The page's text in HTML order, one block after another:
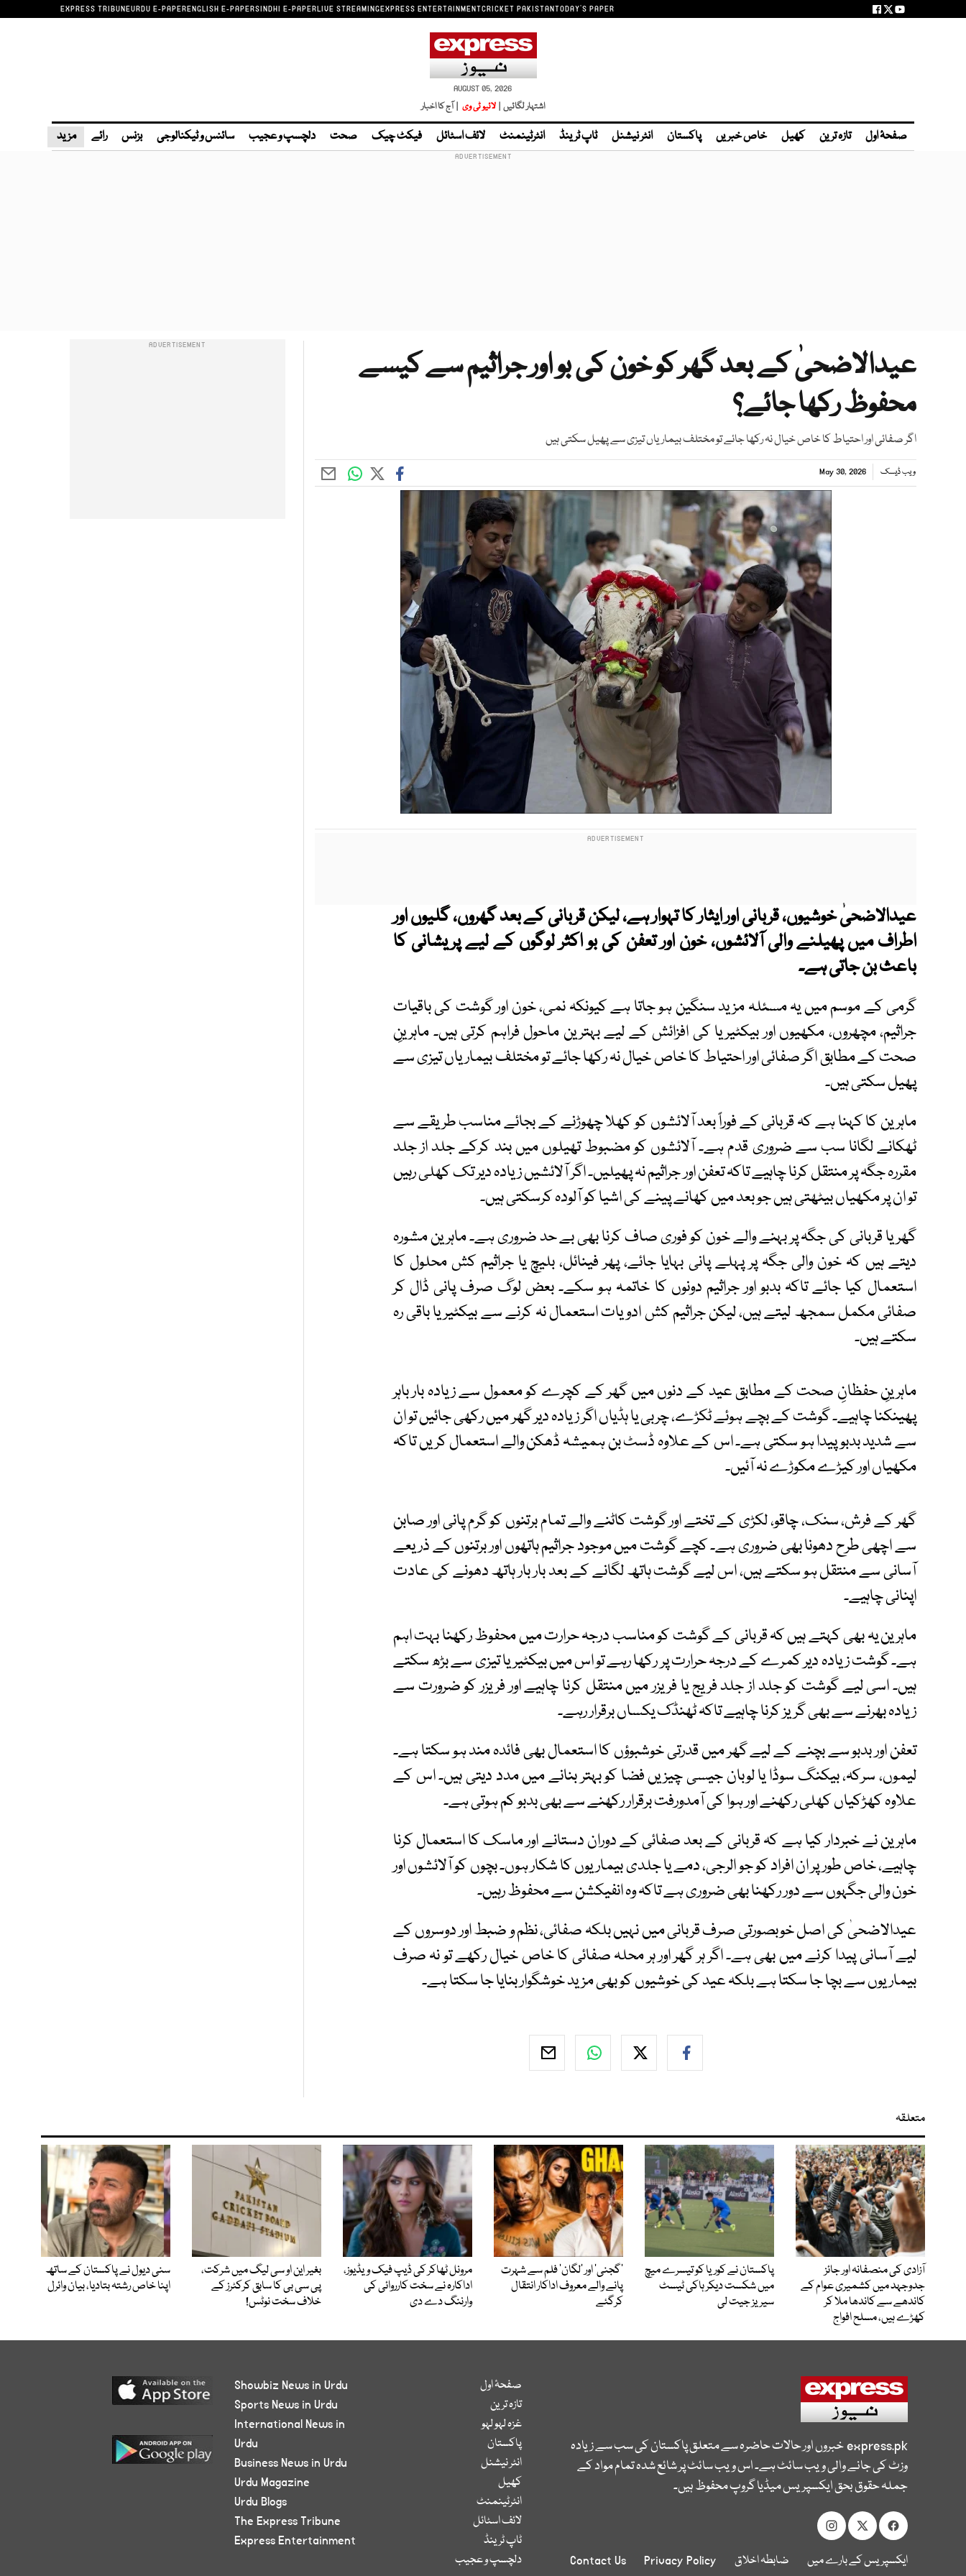
EXPRESS TRIBUNEURDU E-PAPERENGLISH E-PAPERSINDHI E-PAPERLIVE STREAMINGEXPRESS ENTERTAINMENTCRICKET PAKISTANTODAY'S PAPER
AUGUST 05, 2026
اشتہار لگائیں | لائیو ٹی وی | آج کا اخبار
صفحۂ اول تازہ ترین کھیل خاص خبریں پاکستان انٹر نیشنل ٹاپ ٹرینڈ انٹرٹینمنٹ لائف اسٹائل فیکٹ چیک صحت دلچسپ و عجیب سائنس و ٹیکنالوجی بزنس رائے مزید
عیدالاضحیٰ کے بعد گھر کو خون کی بو اور جراثیم سے کیسے
محفوظ رکھا جائے؟
اگر صفائی اور احتیاط کا خاص خیال نہ رکھا جائے تو مختلف بیماریاں تیزی سے پھیل سکتی ہیں
ویب ڈیسک May 30, 2026
عیدالاضحیٰ خوشیوں، قربانی اور ایثار کا تہوار ہے، لیکن قربانی کے بعد گھروں، گلیوں اور
اطراف میں پھیلنے والی آلائشوں، خون اور تعفن کی بو اکثر لوگوں کے لیے پریشانی کا
باعث بن جاتی ہے۔
گرمی کے موسم میں یہ مسئلہ مزید سنگین ہو جاتا ہے کیونکہ نمی، خون اور گوشت کی باقیات
جراثیم، مچھروں، مکھیوں اور بیکٹیریا کی افزائش کے لیے بہترین ماحول فراہم کرتی ہیں۔ ماہرینِ
صحت کے مطابق اگر صفائی اور احتیاط کا خاص خیال نہ رکھا جائے تو مختلف بیماریاں تیزی سے
پھیل سکتی ہیں۔
ماہرین کا کہنا ہے کہ قربانی کے فوراً بعد آلائشوں کو کھلا چھوڑنے کے بجائے مناسب طریقے سے
ٹھکانے لگانا سب سے ضروری قدم ہے۔ آلائشوں کو مضبوط تھیلوں میں بند کرکے جلد از جلد
مقررہ جگہ پر منتقل کرنا چاہیے تاکہ تعفن اور جراثیم نہ پھیلیں۔ اگر آلائشیں زیادہ دیر تک کھلی رہیں
تو ان پر مکھیاں بیٹھتی ہیں جو بعد میں کھانے پینے کی اشیا کو آلودہ کرسکتی ہیں۔
گھر یا قربانی کی جگہ پر بہنے والے خون کو فوری صاف کرنا بھی بے حد ضروری ہے۔ ماہرین مشورہ
دیتے ہیں کہ خون والی جگہ پر پہلے پانی بہایا جائے، پھر فینائل، بلیچ یا جراثیم کش محلول کا
استعمال کیا جائے تاکہ بدبو اور جراثیم دونوں کا خاتمہ ہو سکے۔ بعض لوگ صرف پانی ڈال کر
صفائی مکمل سمجھ لیتے ہیں، لیکن جراثیم کش ادویات استعمال نہ کرنے سے بیکٹیریا باقی رہ
سکتے ہیں۔
ماہرینِ حفظانِ صحت کے مطابق عید کے دنوں میں گھر کے کچرے کو معمول سے زیادہ بار باہر
پھینکنا چاہیے۔ گوشت کے بچے ہوئے ٹکڑے، چربی یا ہڈیاں اگر زیادہ دیر گھر میں رکھی جائیں تو ان
سے شدید بدبو پیدا ہو سکتی ہے۔ اس کے علاوہ ڈسٹ بن ہمیشہ ڈھکن والے استعمال کریں تاکہ
مکھیاں اور کیڑے مکوڑے نہ آئیں۔
گھر کے فرش، سنک، چاقو، لکڑی کے تختے اور گوشت کاٹنے والے تمام برتنوں کو گرم پانی اور صابن
سے اچھی طرح دھونا بھی ضروری ہے۔ کچے گوشت میں موجود جراثیم ہاتھوں اور برتنوں کے ذریعے
آسانی سے منتقل ہو سکتے ہیں، اس لیے گوشت ہاتھ لگانے کے بعد بار بار ہاتھ دھونے کی عادت
اپنانی چاہیے۔
ماہرین یہ بھی کہتے ہیں کہ قربانی کے گوشت کو مناسب درجہ حرارت میں محفوظ رکھنا بہت اہم
ہے۔ گوشت زیادہ دیر کمرے کے درجہ حرارت پر رکھا رہے تو اس میں بیکٹیریا تیزی سے بڑھ سکتے
ہیں۔ اسی لیے گوشت کو جلد از جلد فریج یا فریزر میں منتقل کرنا چاہیے اور فریزر کو ضرورت سے
زیادہ بھرنے سے بھی گریز کرنا چاہیے تاکہ ٹھنڈک یکساں برقرار رہے۔
تعفن اور بدبو سے بچنے کے لیے گھر میں قدرتی خوشبوؤں کا استعمال بھی فائدہ مند ہو سکتا ہے۔
لیموں، سرکہ، بیکنگ سوڈا یا لوبان جیسی چیزیں فضا کو بہتر بنانے میں مدد دیتی ہیں۔ اس کے
علاوہ کھڑکیاں کھلی رکھنے اور ہوا کی آمدورفت برقرار رکھنے سے بھی بدبو کم ہوتی ہے۔
ماہرین نے خبردار کیا ہے کہ قربانی کے بعد صفائی کے دوران دستانے اور ماسک کا استعمال کرنا
چاہیے، خاص طور پر ان افراد کو جو الرجی، دمے یا جلدی بیماریوں کا شکار ہوں۔ بچوں کو آلائشوں اور
خون والی جگہوں سے دور رکھنا بھی ضروری ہے تاکہ وہ انفیکشن سے محفوظ رہیں۔
عیدالاضحیٰ کی اصل خوبصورتی صرف قربانی میں نہیں بلکہ صفائی، نظم و ضبط اور دوسروں کے
لیے آسانی پیدا کرنے میں بھی ہے۔ اگر ہر گھر اور ہر محلہ صفائی کا خاص خیال رکھے تو نہ صرف
بیماریوں سے بچا جا سکتا ہے بلکہ عید کی خوشیوں کو بھی مزید خوشگوار بنایا جا سکتا ہے۔
متعلقہ
آزادی کی منصفانہ اور جائز
جدوجہد میں کشمیری عوام کے
کاندھے سے کاندھا ملا کر
کھڑے ہیں، مسلح افواج
پاکستان نے کوریا کو تیسرے میچ
میں شکست دیکر ہاکی ٹیسٹ
سیریز جیت لی
’گجنی‘ اور ’لگان‘ فلم سے شہرت
پانے والے معروف اداکار انتقال
کرگئے
مرونل ٹھاکر کی ڈیپ فیک ویڈیوز،
اداکارہ نے سخت کارروائی کی
وارننگ دے دی
بغیر این او سی لیگ میں شرکت،
پی سی بی کا سابق کرکٹرز کے
خلاف سخت نوٹس!
سنی دیول نے پاکستان کے ساتھ
اپنا خاص رشتہ بتادیا، بیان وائرل
express.pkخبروں اور حالات حاضرہ سے متعلق پاکستان کی سب سے زیادہ
وزٹ کی جانے والی ویب سائٹ ہے۔ اس ویب سائٹ پر شائع شدہ تمام مواد کے
جملہ حقوق بحق ایکسپریس میڈیا گروپ محفوظ ہیں۔
ایکسپریس کے بارے میں ضابطہ اخلاق Privacy Policy
Contact Us
صفحۂ اول
تازہ ترین
غزہ لہو لہو
پاکستان
انٹر نیشنل
کھیل
انٹرٹینمنٹ
لائف اسٹائل
ٹاپ ٹرینڈ
دلچسپ و عجیب
Showbiz News in Urdu
Sports News in Urdu
International News in
Urdu
Business News in Urdu
Urdu Magazine
Urdu Blogs
The Express Tribune
Express Entertainment